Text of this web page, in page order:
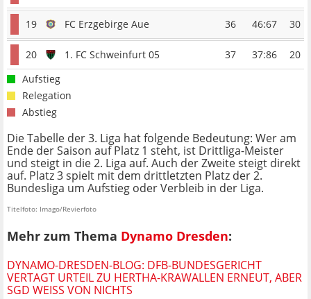
19 FC Erzgebirge Aue 36 46:67 30
20 1. FC Schweinfurt 05 37 37:86
20
Aufstieg
Relegation
Abstieg
Die Tabelle der 3. Liga hat folgende Bedeutung: Wer am
Ende der Saison auf Platz 1 steht, ist Drittliga-Meister
und steigt in die 2. Liga auf. Auch der Zweite steigt direkt
auf. Platz 3 spielt mit dem drittletzten Platz der 2.
Bundesliga um Aufstieg oder Verbleib in der Liga.
Titelfoto: Imago/Revierfoto
Mehr zum Thema Dynamo Dresden:
DYNAMO-DRESDEN-BLOG: DFB-BUNDESGERICHT
VERTAGT URTEIL ZU HERTHA-KRAWALLEN ERNEUT, ABER
SGD WEISS VON NICHTS